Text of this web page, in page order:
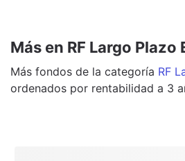
Más en RF Largo Plazo
Más fondos de la categoría RF
ordenados por rentabilidad a 3